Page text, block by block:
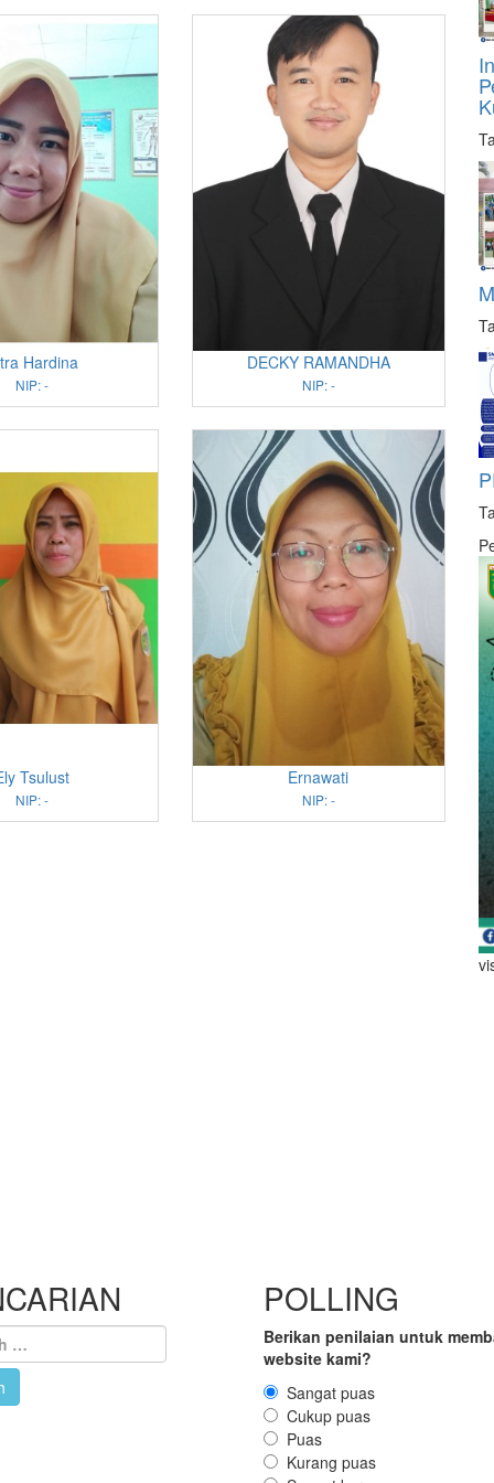
Hardina
NIP: -
DECKY RAMANDHA
NIP: -
Tsulust
NIP: -
Ernawati
NIP: -
POLLING
Berikan penilaian untuk
website kami?
Sangat puas
Cukup puas
Puas
Kurang puas